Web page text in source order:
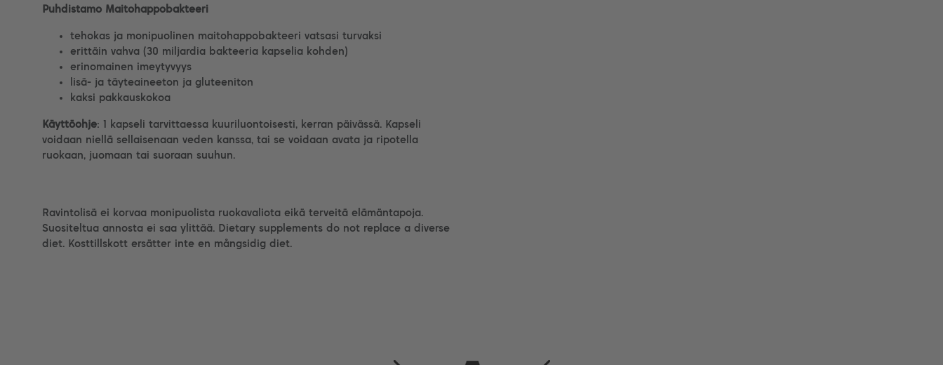
Puhdistamo Maitohappobakteeri
tehokas ja monipuolinen maitohappobakteeri vatsasi turvaksi
erittäin vahva (30 miljardia bakteeria kapselia kohden)
erinomainen imeytyvyys
lisä- ja täyteaineeton ja gluteeniton
kaksi pakkauskokoa
Käyttöohje: 1 kapseli tarvittaessa kuuriluontoisesti, kerran päivässä. Kapseli
voidaan niellä sellaisenaan veden kanssa, tai se voidaan avata ja ripotella
ruokaan, juomaan tai suoraan suuhun.
Ravintolisä ei korvaa monipuolista ruokavaliota eikä terveitä elämäntapoja.
Suositeltua annosta ei saa ylittää. Dietary supplements do not replace a diverse
diet. Kosttillskott ersätter inte en mångsidig diet.